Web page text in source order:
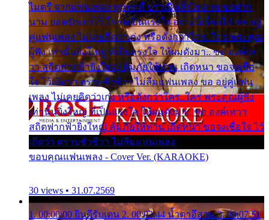
ไมตรี จากแฟนเพลง ทุกทุกที่ ปราณีหลั่งไหล ผมขอฝาก
นาม ยอดรักเอาไว้ โปรดเป็นแรงใจ อย่างนี้เรื่อยไป ขอ อยู่
คู่แฟนเพลง ไม่เคยคิดว่าเก่ง หรือดังกว่าใคร..ใคร พระคุณ
ผู้ฟัง เท่านั้นยิ่งใหญ่ ที่เป็นแรงใจ ให้ผมดังมา.. ขอ องค์เท
วา สถิตฟากฟ้ายิ่งใหญ่ คุ้มภัยให้ท่าน เถิดหนา ขอจงเชื่อ
ใจ ไว้เถิดว่า ตราบชั่วชีวา ไม่ลืมแฟนเพลง ขอ อยู่คู่แฟน
เพลง ไม่เคยคิดว่าเก่ง หรือดังกว่าใคร..ใคร พระคุณผู้ฟัง
เท่านั้นยิ่งใหญ่ ที่เป็นแรงใจ ให้ผมดังมา.. ขอ องค์เทวา
สถิตฟากฟ้ายิ่งใหญ่ คุ้มภัยให้ท่าน เถิดหนา ขอจงเชื่อใจ ไว้
เถิดว่า ตราบชั่วชีวา ไม่ลืมแฟนเพลง
ขอบคุณแฟนเพลง - Cover Ver. (KARAOKE)
30 views • 31.07.2569
1. 00:00:00 ยินดีรับเดน 2. 00:03:44 น้ำตาอีสาน 3. 00:07:51